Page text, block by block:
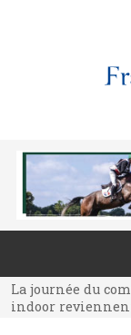
La journée du
indoor
La journée du
indoor